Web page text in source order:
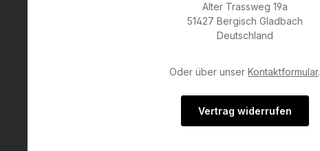
Alter Trassweg 19a
51427 Bergisch Gladbach
Deutschland
Oder über unserKontaktformular.
Vertrag widerrufen